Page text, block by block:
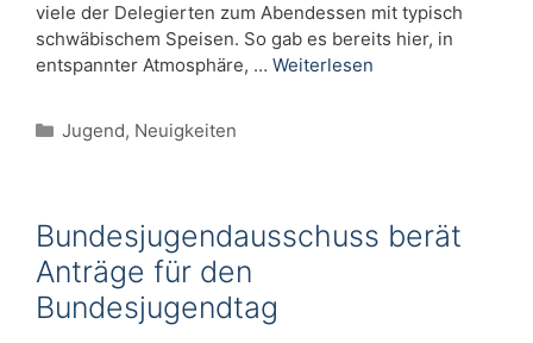
viele der Delegierten zum Abendessen mit typisch
schwäbischem Speisen. So gab es bereits hier, in
entspannter Atmosphäre, … Weiterlesen
Kategorien
Jugend, Neuigkeiten
Bundesjugendausschuss berät
Anträge für den
Bundesjugendtag